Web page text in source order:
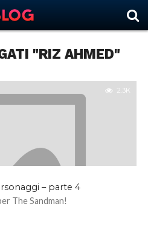
"RIZ AHMED"
2.3K
– parte 4
The Sandman!